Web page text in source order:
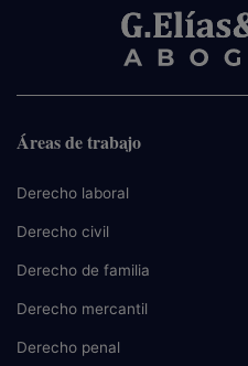
Áreas de trabajo
Derecho laboral
Derecho civil
Derecho de familia
Derecho mercantil
Derecho penal